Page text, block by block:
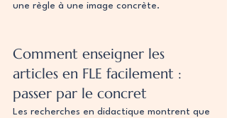
une règle à une image concrète.
Comment enseigner les
articles en FLE facilement :
passer par le concret
Les recherches en didactique montrent que